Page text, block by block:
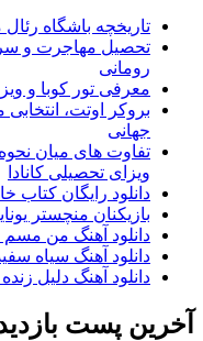
تاریخچه باشگاه رئال
تحصیل مهاجرت و
رومانی
معرفی تور کوبا و
بروکر اوتت،
جهانی
تفاوت های میان
ویزای تحصیلی کانادا
دانلود رایگان کتاب
بازیکنان منچستر
دانلود آهنگ من مسم
دانلود آهنگ سیاه
دانلود آهنگ دلیل
آخرین پست